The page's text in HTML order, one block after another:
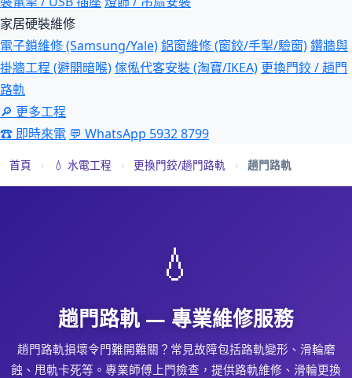
家居硬裝維修
電子鎖維修 (Samsung/Yale)鋁窗維修 (窗鉸/手掣/驗窗)鑽牆與
掛牆工程 (避開暗喉)傢俬代客安裝 (淘寶/IKEA) 更換門鉸 / 趟門
路軌
🔎 更多工程
☎ 即時來電 💬 WhatsApp 5932 8799
首頁 › 💧 水電工程 › 更換門鉸/趟門路軌 › 趟門路軌
💧
趟門路軌 — 專業維修服務
趟門路軌損壞令門難開難關？常見故障包括路軌變形、滑輪磨
蝕、甩軌卡死等。專業師傅上門檢查，提供路軌維修、滑輪更換